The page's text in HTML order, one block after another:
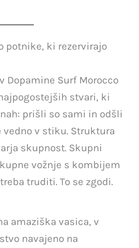
potnike, ki rezervirajo
Dopamine Surf Morocco
stvari, ki
prišli so sami in odšli
v stiku. Struktura
skupnost. Skupni
vožnje s kombijem
truditi. To se zgodi.
amaziška vasica, v
navajeno na